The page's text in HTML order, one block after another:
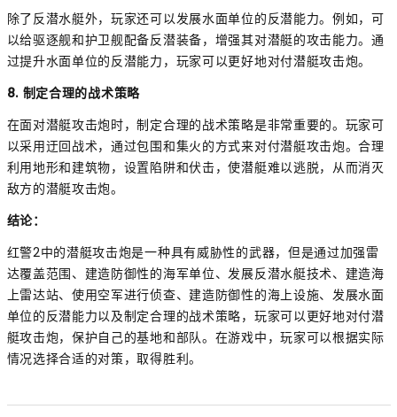
除了反潜水艇外，玩家还可以发展水面单位的反潜能力。例如，可
以给驱逐舰和护卫舰配备反潜装备，增强其对潜艇的攻击能力。通
过提升水面单位的反潜能力，玩家可以更好地对付潜艇攻击炮。
8. 制定合理的战术策略
在面对潜艇攻击炮时，制定合理的战术策略是非常重要的。玩家可
以采用迂回战术，通过包围和集火的方式来对付潜艇攻击炮。合理
利用地形和建筑物，设置陷阱和伏击，使潜艇难以逃脱，从而消灭
敌方的潜艇攻击炮。
结论：
红警2中的潜艇攻击炮是一种具有威胁性的武器，但是通过加强雷
达覆盖范围、建造防御性的海军单位、发展反潜水艇技术、建造海
上雷达站、使用空军进行侦查、建造防御性的海上设施、发展水面
单位的反潜能力以及制定合理的战术策略，玩家可以更好地对付潜
艇攻击炮，保护自己的基地和部队。在游戏中，玩家可以根据实际
情况选择合适的对策，取得胜利。